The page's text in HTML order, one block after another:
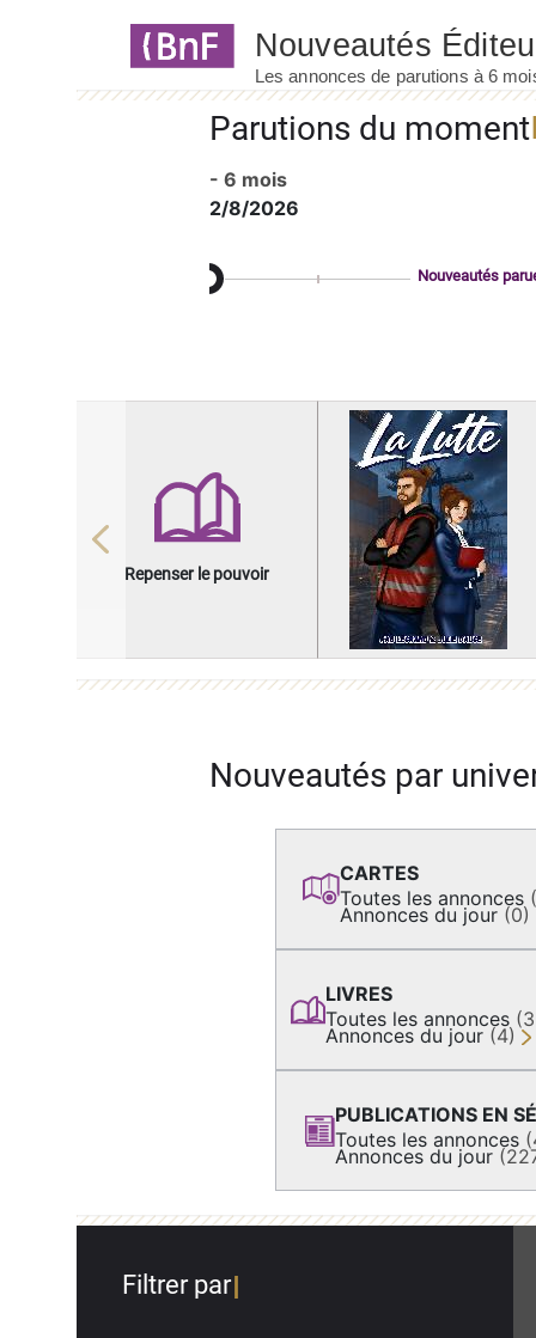
Parutions du moment
- 6 mois
2/8/2026
Nouveautés
Repenser le pouvoir
Previous
Nouveautés par
CARTES
Toutes les annonces
Annonces du jour (0)
LIVRES
Toutes les annonces
Annonces du jour (4)
PUBLICATIONS EN
Toutes les annonces
Annonces du jour
Filtrer par